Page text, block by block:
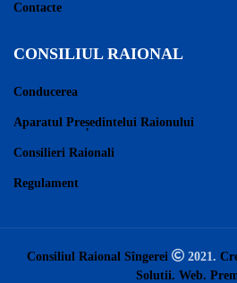
Contacte
CONSILIUL RAIONAL
Conducerea
Aparatul Președintelui Raionului
Consilieri Raionali
Regulament
Consiliul Raional Sîngerei 2021.
Solutii. Web.